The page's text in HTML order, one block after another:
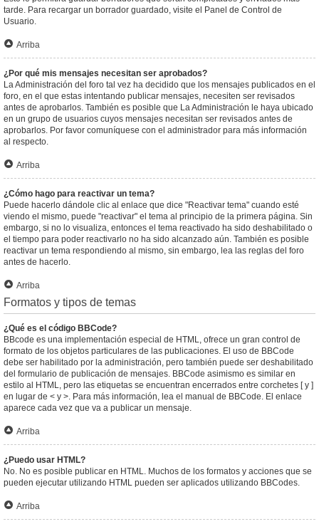
tarde. Para recargar un borrador guardado, visite el Panel de Control de
Usuario.
Arriba
¿Por qué mis mensajes necesitan ser aprobados?
La Administración del foro tal vez ha decidido que los mensajes publicados en el
foro, en el que estas intentando publicar mensajes, necesiten ser revisados
antes de aprobarlos. También es posible que La Administración le haya ubicado
en un grupo de usuarios cuyos mensajes necesitan ser revisados antes de
aprobarlos. Por favor comuníquese con el administrador para más información
al respecto.
Arriba
¿Cómo hago para reactivar un tema?
Puede hacerlo dándole clic al enlace que dice "Reactivar tema" cuando esté
viendo el mismo, puede "reactivar" el tema al principio de la primera página. Sin
embargo, si no lo visualiza, entonces el tema reactivado ha sido deshabilitado o
el tiempo para poder reactivarlo no ha sido alcanzado aún. También es posible
reactivar un tema respondiendo al mismo, sin embargo, lea las reglas del foro
antes de hacerlo.
Arriba
Formatos y tipos de temas
¿Qué es el código BBCode?
BBcode es una implementación especial de HTML, ofrece un gran control de
formato de los objetos particulares de las publicaciones. El uso de BBCode
debe ser habilitado por la administración, pero también puede ser deshabilitado
del formulario de publicación de mensajes. BBCode asimismo es similar en
estilo al HTML, pero las etiquetas se encuentran encerrados entre corchetes [ y ]
en lugar de < y >. Para más información, lea el manual de BBCode. El enlace
aparece cada vez que va a publicar un mensaje.
Arriba
¿Puedo usar HTML?
No. No es posible publicar en HTML. Muchos de los formatos y acciones que se
pueden ejecutar utilizando HTML pueden ser aplicados utilizando BBCodes.
Arriba